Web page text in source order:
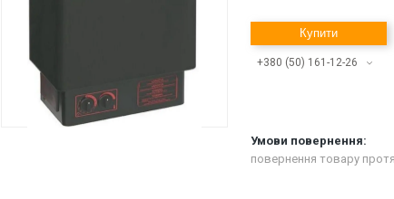
Купити
+380 (50) 161-12-26
повернення товару